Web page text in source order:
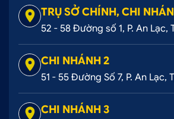
TRỤ SỞ CHÍNH, CHI
52 - 58 Đường số 1, P. An Lạc,
CHI NHÁNH 2
51 - 55 Đường Số 7, P. An Lạc,
CHI NHÁNH 3